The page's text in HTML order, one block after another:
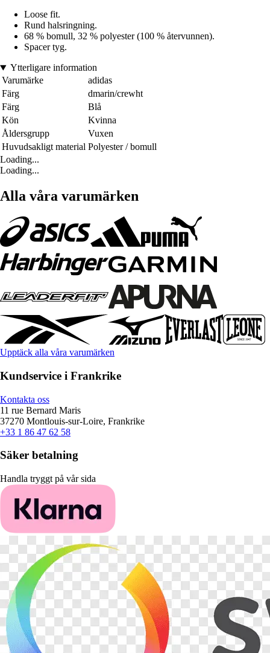
Loose fit.
Rund halsringning.
68 % bomull, 32 % polyester (100 % återvunnen).
Spacer tyg.
Ytterligare information
Varumärke
adidas
Färg
dmarin/crewht
Färg
Blå
Kön
Kvinna
Åldersgrupp
Vuxen
Huvudsakligt material Polyester / bomull
Loading...
Loading...
Alla våra varumärken
Upptäck alla våra varumärken
Kundservice i Frankrike
Kontakta oss
11 rue Bernard Maris
37270 Montlouis-sur-Loire, Frankrike
+33 1 86 47 62 58
Säker betalning
Handla tryggt på vår sida